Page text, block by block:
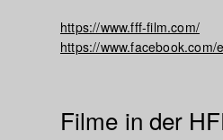
https://www.fff-film.com/
https://www.facebook.com/
Filme in der